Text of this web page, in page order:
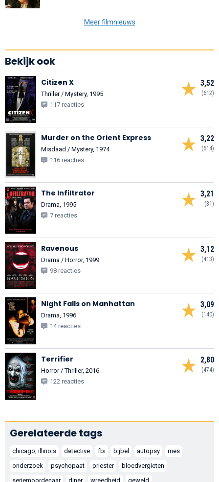
Meer filmnieuws
Bekijk ook
3,52
(612)
Citizen X
Thriller / Mystery, 1995
117 reacties
3,22
(614)
Murder on the Orient Express
Misdaad / Mystery, 1974
116 reacties
3,21
(31)
The Infiltrator
Drama, 1995
7 reacties
3,12
(413)
Ravenous
Drama / Horror, 1999
98 reacties
3,09
(140)
Night Falls on Manhattan
Drama, 1996
14 reacties
2,80
(474)
Terrifier
Horror / Thriller, 2016
122 reacties
Gerelateerde tags
chicago, illinois detective fbi bijbel autopsy
mes
onderzoek
psychopaat priester
bloedvergieten
seriemoordenaar
diner wreedheid geweld